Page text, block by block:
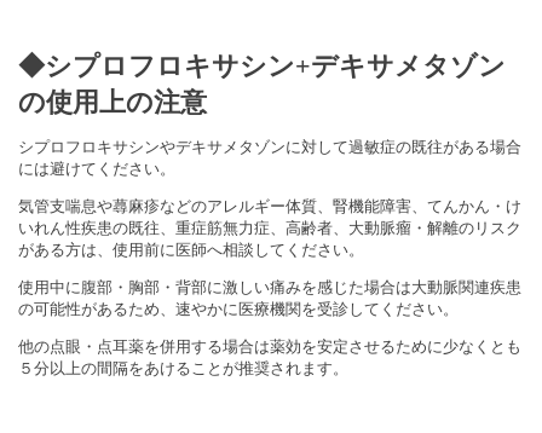
◆シプロフロキサシン+デキサメタゾン
の使用上の注意
シプロフロキサシンやデキサメタゾンに対して過敏症の既往がある場合
には避けてください。
気管支喘息や蕁麻疹などのアレルギー体質、腎機能障害、 てんかん・け
いれん性疾患の既往、重症筋無力症、高齢者、 大動脈瘤・解離のリスク
がある方は、 使用前に医師へ相談してください。
使用中に腹部・胸部・ 背部に激しい痛みを感じた場合は大動脈関連疾患
の可能性があるため、速やかに医療機関を受診してください。
他の点眼・ 点耳薬を併用する場合は薬効を安定させるために少なくとも
５分以 上の間隔をあけることが推奨されます。